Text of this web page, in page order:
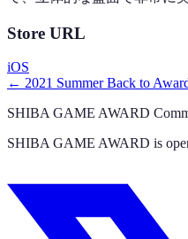
Store URL
iOS
← 2021 Summer Back to
SHIBA GAME AWARD
SHIBA GAME AWARD is